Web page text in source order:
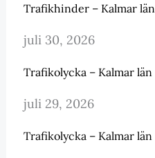
Trafikhinder – Kalmar län
juli 30, 2026
Trafikolycka – Kalmar län
juli 29, 2026
Trafikolycka – Kalmar län